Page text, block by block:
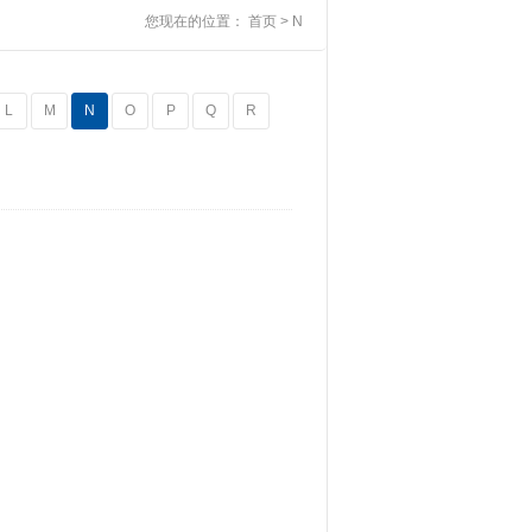
您现在的位置： 首页 > N
L M N O P Q R